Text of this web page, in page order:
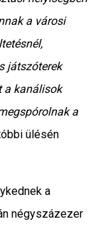
a városi
játszóterek
a kanálisok
a
ülésén
a
négyszázezer